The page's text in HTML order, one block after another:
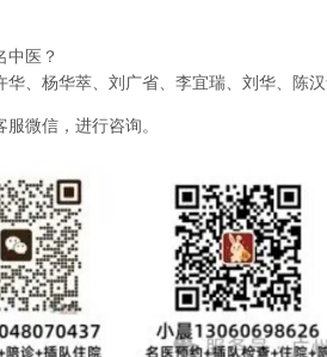
中医？
、杨华萃、刘广省、李宜瑞、刘华、陈汉
微信，进行咨询。